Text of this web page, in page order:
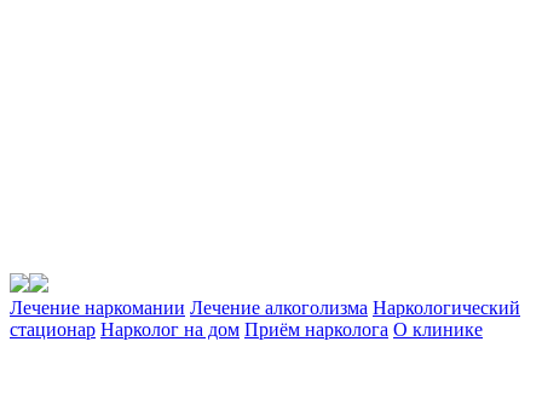
Лечение наркомании Лечение алкоголизма Наркологический
стационар Нарколог на дом Приём нарколога О клинике